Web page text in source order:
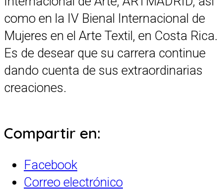
como en la IV Bienal Internacional de
Mujeres en el Arte Textil, en Costa Rica.
Es de desear que su carrera continue
dando cuenta de sus extraordinarias
creaciones.
Compartir en:
Facebook
Correo electrónico